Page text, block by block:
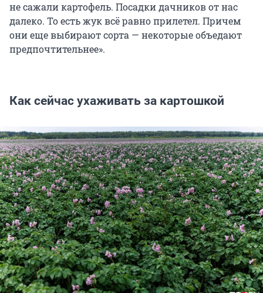
не сажали картофель. Посадки дачников от нас
далеко. То есть жук всё равно прилетел. Причем
они еще выбирают сорта — некоторые объедают
предпочтительнее».
Как сейчас ухаживать за картошкой